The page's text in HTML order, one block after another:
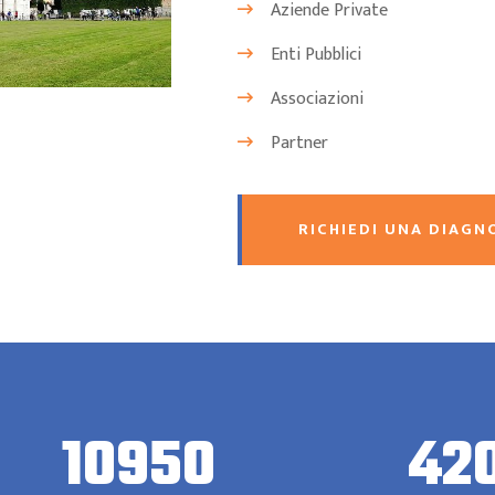
Aziende Private
Enti Pubblici
Associazioni
Partner
RICHIEDI UNA
10950